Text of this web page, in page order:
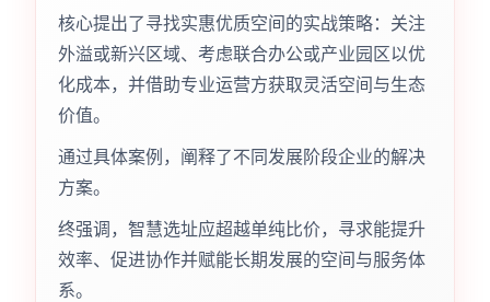
核心提出了寻找实惠优质空间的实战策略：关注
外溢或新兴区域、考虑联合办公或产业园区以优
化成本，并借助专业运营方获取灵活空间与生态
价值。
通过具体案例，阐释了不同发展阶段企业的解决
方案。
终强调，智慧选址应超越单纯比价，寻求能提升
效率、促进协作并赋能长期发展的空间与服务体
系。